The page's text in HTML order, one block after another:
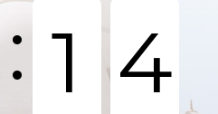
: 1 4